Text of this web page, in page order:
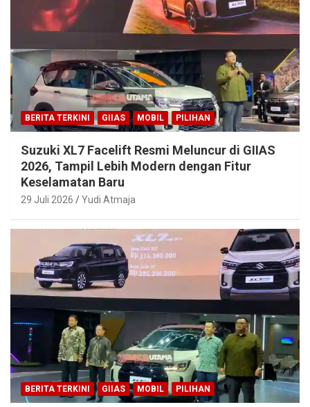
BERITA TERKINI GIIAS MOBIL PILIHAN
Suzuki XL7 Facelift Resmi Meluncur di GIIAS
2026, Tampil Lebih Modern dengan Fitur
Keselamatan Baru
29 Juli 2026 Yudi Atmaja
BERITA TERKINI GIIAS MOBIL PILIHAN